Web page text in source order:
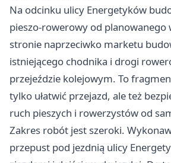
Na odcinku ulicy Energetyków
pieszo-rowerowy od planowanego
stronie naprzeciwko marketu
istniejącego chodnika i drogi
przejeździe kolejowym. To
tylko ułatwić przejazd, ale też
ruch pieszych i rowerzystów od
Zakres robót jest szeroki.
przepust pod jezdnią ulicy